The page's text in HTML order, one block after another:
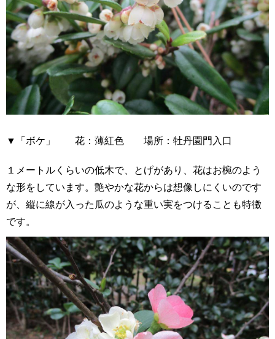
▼「ボケ」 花：薄紅色 場所：牡丹園門入口
１メートルくらいの低木で、とげがあり、花はお椀のよう
な形をしています。艶やかな花からは想像しにくいのです
が、縦に線が入った瓜のような重い実をつけることも特徴
です。